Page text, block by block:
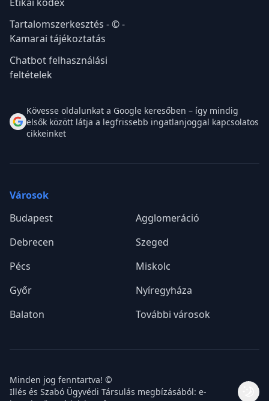
Tartalomszerkesztés - © -
Kamarai tájékoztatás
Chatbot felhasználási
feltételek
Kövesse oldalunkat a Google keresőben – így mindig
elsők között látja a legfrissebb ingatlanjoggal kapcsolatos
cikkeinket
Városok
Budapest
Agglomeráció
Debrecen
Szeged
Pécs
Miskolc
Győr
Nyíregyháza
Balaton
További városok
Minden jog fenntartva! ©
Illés és Szabó Ügyvédi Társulás megbízásából: e-